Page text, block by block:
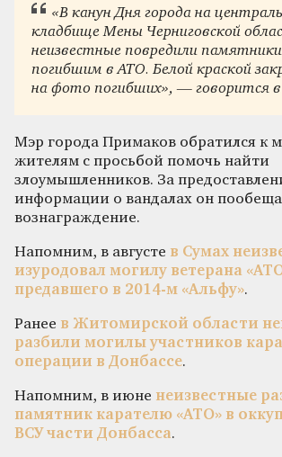
«В канун Дня города на
кладбище Мены Черниговской
неизвестные повредили
погибшим в АТО. Белой краской
на фото погибших», — говорится в
Мэр города Примаков обратился к
жителям с просьбой помочь найти
злоумышленников. За
информации о вандалах он
вознаграждение.
Напомним, в августе в Сумах
изуродовал могилу ветерана
предавшего в 2014-м «Альфу».
Ранее в Житомирской области
разбили могилы участников
операции в Донбассе.
Напомним, в июне неизвестные
памятник карателю «АТО» в
ВСУ части Донбасса.